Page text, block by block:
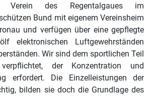
Verein des Regentalgaues im
Bund mit eigenem Vereinsheim
und verfügen über eine gepflegte
elektronischen Luftgewehrständen
Wir sind dem sportlichen Teil
der Konzentration und
erfordert. Die Einzelleistungen der
bilden sie doch die Grundlage des